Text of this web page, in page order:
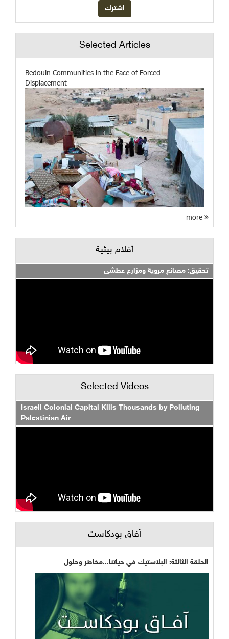
Selected Articles
Bedouin Communities in the Face of Forced
Displacement
أفلام بيئية
تحقيق: مصانع مروية ومزارع عطشى
Selected Videos
Israeli Colonial Capital Kills Thousands by Polluting
Palestinian Air
آفاق بودكاست
الحلقة الثالثة: البلاستيك في حياتنا...مخاطر وحلول